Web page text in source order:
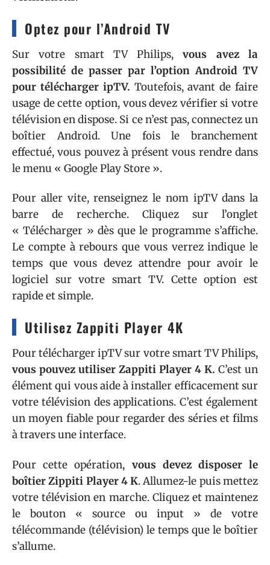
Optez pour l’Android TV
Sur votre smart TV Philips,vous avez la
possibilité de passer par l’option Android TV
pour télécharger ipTV. Toutefois, avant de faire
usage de cette option, vous devez vérifier si votre
télévision en dispose. Si ce n’est pas, connectez un
boîtier Android. Une fois le branchement
effectué, vous pouvez à présent vous rendre dans
le menu « Google Play Store ».
Pour aller vite, renseignez le nom ipTV dans la
barre de recherche. Cliquez sur l’onglet
« Télécharger » dès que le programme s’affiche.
Le compte à rebours que vous verrez indique le
temps que vous devez attendre pour avoir le
logiciel sur votre smart TV. Cette option est
rapide et simple.
Utilisez Zappiti Player 4K
Pour télécharger ipTV sur votre smart TV Philips,
vous pouvez utiliser Zappiti Player 4 K. C’est un
élément qui vous aide à installer efficacement sur
votre télévision des applications. C’est également
un moyen fiable pour regarder des séries et films
à travers une interface.
Pour cette opération, vous devez disposer le
boîtier Zippiti Player 4 K. Allumez-le puis mettez
votre télévision en marche. Cliquez et maintenez
le bouton « source ou input » de votre
télécommande (télévision) le temps que le boîtier
s’allume.